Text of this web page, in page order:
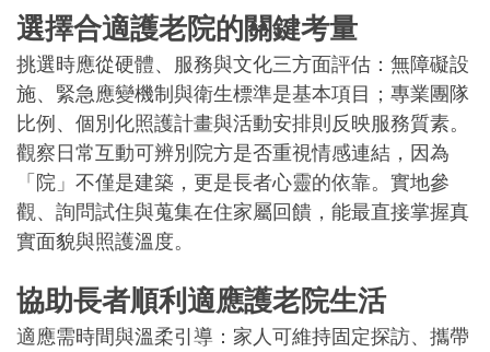
選擇合適護老院的關鍵考量
挑選時應從硬體、服務與文化三方面評估：無障礙設
施、緊急應變機制與衛生標準是基本項目；專業團隊
比例、個別化照護計畫與活動安排則反映服務質素。
觀察日常互動可辨別院方是否重視情感連結，因為
「院」不僅是建築，更是長者心靈的依靠。實地參
觀、詢問試住與蒐集在住家屬回饋，能最直接掌握真
實面貌與照護溫度。
協助長者順利適應護老院生活
適應需時間與溫柔引導：家人可維持固定探訪、攜帶